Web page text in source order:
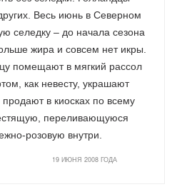
Весь июнь в Северном
селедку – до начала сезона
жира и совсем нет икры.
помещают в мягкий рассол
как невесту, украшают
в киосках по всему
переливающуюся
розовую внутри.
19 ИЮНЯ 2008 ГОДА